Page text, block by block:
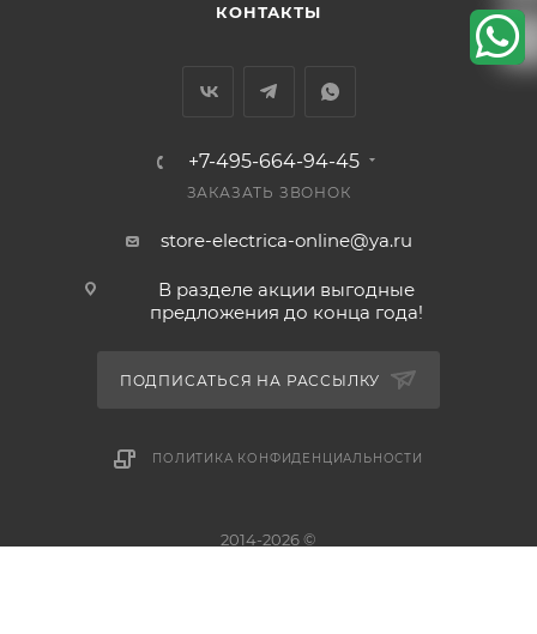
КОНТАКТЫ
+7-495-664-94-45
ЗАКАЗАТЬ ЗВОНОК
store-electrica-online@ya.ru
В разделе акции выгодные
предложения до конца года!
ПОДПИСАТЬСЯ НА РАССЫЛКУ
ПОЛИТИКА КОНФИДЕНЦИАЛЬНОСТИ
2014-2026 ©